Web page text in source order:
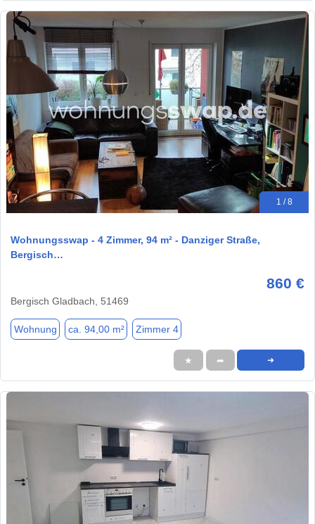
1 / 8
Wohnungsswap - 4 Zimmer, 94 m² - Danziger Straße,
Bergisch…
860 €
Bergisch Gladbach, 51469
Wohnung ca. 94,00 m² Zimmer 4
★ ➦ ➜